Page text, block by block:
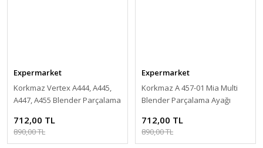
Expermarket
Korkmaz Vertex A444, A445,
A447, A455 Blender Parçalama
712,00 TL
890,00 TL
Expermarket
Korkmaz A 457-01 Mia Multi
Blender Parçalama Ayağı
712,00 TL
890,00 TL